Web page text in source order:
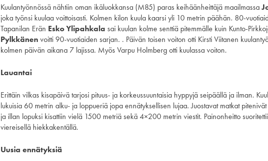
Kuulantyönnössä nähtiin oman ikäluokkansa (M85) paras keihäänheittäjä maailmassa
joka työnsi kuulaa voittoisasti. Kolmen kilon kuula kaarsi yli 10 metrin päähän. 80-
Tapanilan Erän Esko Ylipahkala sai kuulan kolme senttiä pitemmälle kuin Kunto-
Pylkkänenvoitti 90-vuotiaiden sarjan. . Päivän toisen voiton otti Kirsti Viitanen
kolmen päivän aikana 7 lajissa. Myös Varpu Holmberg otti kuulassa voiton.
Lauantai
Erittäin vilkas kisapäivä tarjosi pituus- ja korkeussuuntaisia hyppyjä seipäällä ja ilman.
lukuisia 60 metrin alku- ja loppueriä jopa ennätyksellisen lujaa. Juostavat matkat
ja illan lopuksi kisattiin vielä 1500 metriä sekä 4×200 metrin viestit. Painonheitto
viereisellä hiekkakentällä.
Uusia ennätyksiä